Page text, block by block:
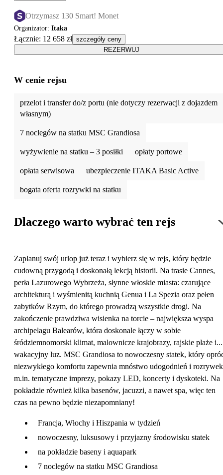
Otrzymasz 130 Smart! Monet
Organizator: Itaka
Łącznie: 12 658 zł szczegóły ceny
REZERWUJ
W cenie rejsu
przelot i transfer do/z portu (nie dotyczy rezerwacji z dojazdem
własnym)
7 noclegów na statku MSC Grandiosa
wyżywienie na statku – 3 posiłki opłaty portowe
opłata serwisowa ubezpieczenie ITAKA Basic Active
bogata oferta rozrywki na statku
Dlaczego warto wybrać ten rejs
Zaplanuj swój urlop już teraz i wybierz się w rejs, który będzie
cudowną przygodą i doskonałą lekcją historii. Na trasie Cannes,
perła Lazurowego Wybrzeża, słynne włoskie miasta: czarujące
architekturą i wyśmienitą kuchnią Genua i La Spezia oraz pełen
zabytków Rzym, do którego prowadzą wszystkie drogi. Na
zakończenie prawdziwa wisienka na torcie – największa wyspa
archipelagu Balearów, która doskonale łączy w sobie
śródziemnomorski klimat, malownicze krajobrazy, rajskie plaże i...
wakacyjny luz. MSC Grandiosa to nowoczesny statek, który
niezwykłego komfortu zapewnia mnóstwo udogodnień i
m.in. tematyczne imprezy, pokazy LED, koncerty i dyskoteki. Na
pokładzie również kilka basenów, jacuzzi, a nawet spa, więc ten
czas na pewno będzie niezapomniany!
Francja, Włochy i Hiszpania w tydzień
nowoczesny, luksusowy i przyjazny środowisku statek
na pokładzie baseny i aquapark
7 noclegów na statku MSC Grandiosa